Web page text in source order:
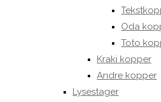
Oda
Toto
Kraki kopper
Andre kopper
Lysestager